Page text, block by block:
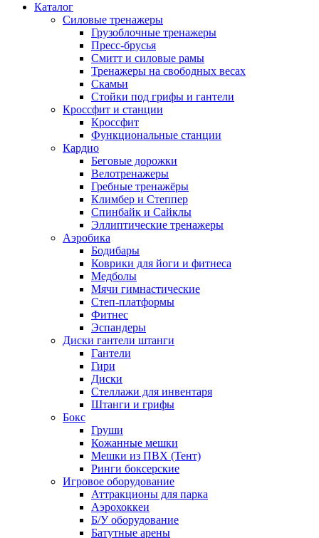
Каталог
Силовые тренажеры
Грузоблочные тренажеры
Пресс-брусья
Смитт и силовые рамы
Тренажеры на свободных весах
Скамьи
Стойки под грифы и гантели
Кроссфит и станции
Кроссфит
Функциональные станции
Кардио
Беговые дорожки
Велотренажеры
Гребные тренажёры
Климбер и Степпер
Спинбайк и Сайклы
Эллиптические тренажеры
Аэробика
Бодибары
Коврики для йоги и фитнеса
Медболы
Мячи гимнастические
Степ-платформы
Фитнес
Эспандеры
Диски гантели штанги
Гантели
Гири
Диски
Стеллажи для инвентаря
Штанги и грифы
Бокс
Груши
Кожанные мешки
Мешки из ПВХ (Тент)
Ринги боксерские
Игровое оборудование
Аттракционы для парка
Аэрохоккеи
Б/У оборудование
Батутные арены